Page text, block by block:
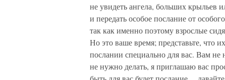
не увидеть ангела, больших крыльев
и передать особое послание от
так как именно поэтому взрослые
Но это ваше время; представьте, что
послании специально для вас. Вам не
не нужно делать, я приглашаю вас